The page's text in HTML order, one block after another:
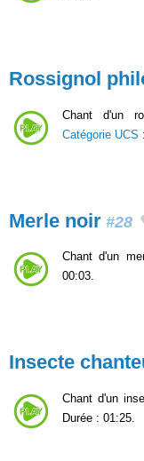
Rossignol
Chant d'un
Catégorie UCS :
Merle noir #28
Chant d'un
00:03.
Insecte
Chant d'un
Durée : 01:25.